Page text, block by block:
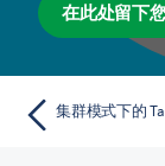
在此处留下